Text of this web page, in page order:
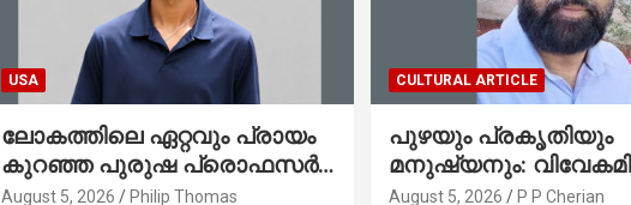
USA
ലോകത്തിലെ ഏറ്റവും പ്രായം
കുറഞ്ഞ പുരുഷ പ്രൊഫസർ
ഇനി അമേരിക്കൻ മലയാളി
August 5, 2026 Philip Thomas
CULTURAL ARTICLE
പുഴയും പ്രകൃതിയും
മനുഷ്യനും:
നയങ്ങളും
August 5, 2026 P P Cherian